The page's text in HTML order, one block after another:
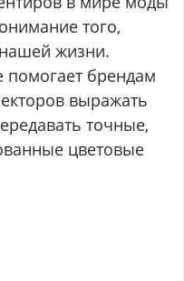
того,
жизни.
помогает брендам
выражать
точные,
цветовые